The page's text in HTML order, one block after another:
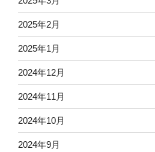
2025年2月
2025年1月
2024年12月
2024年11月
2024年10月
2024年9月